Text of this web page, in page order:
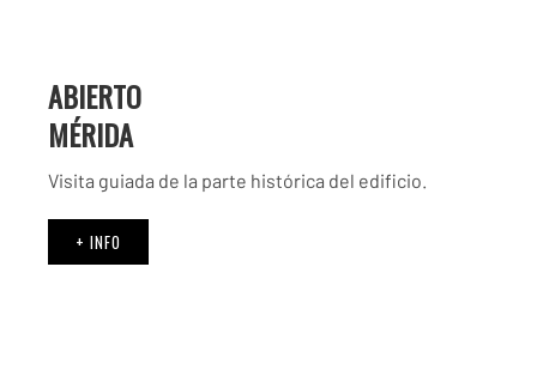
ABIERTO
MÉRIDA
Visita guiada de la parte histórica del edificio.
+ INFO